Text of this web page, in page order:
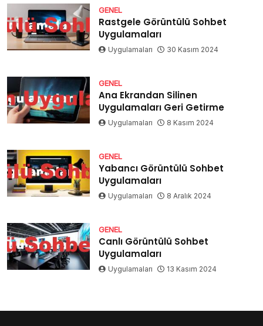
GENEL
Rastgele Görüntülü Sohbet
Uygulamaları
Uygulamaları 30 Kasım 2024
GENEL
Ana Ekrandan Silinen
Uygulamaları Geri Getirme
Uygulamaları 8 Kasım 2024
GENEL
Yabancı Görüntülü Sohbet
Uygulamaları
Uygulamaları 8 Aralık 2024
GENEL
Canlı Görüntülü Sohbet
Uygulamaları
Uygulamaları 13 Kasım 2024